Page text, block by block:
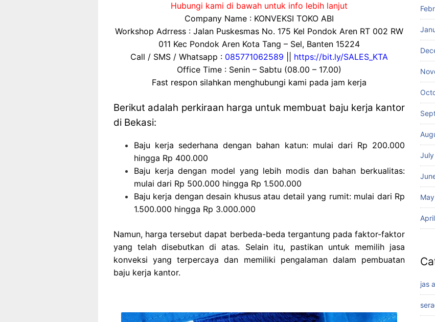
Hubungi kami di bawah untuk info lebih lanjut
Company Name : KONVEKSI TOKO ABI
Workshop Adrress : Jalan Puskesmas No. 175 Kel Pondok Aren RT 002 RW
011 Kec Pondok Aren Kota Tang – Sel, Banten 15224
Call / SMS / Whatsapp : 085771062589
https://bit.ly/SALES_KTA
Office Time : Senin – Sabtu (08.00 – 17.00)
Fast respon silahkan menghubungi kami pada jam kerja
Berikut adalah perkiraan harga untuk membuat baju kerja kantor
di Bekasi:
Baju kerja sederhana dengan bahan katun: mulai dari Rp 200.000
hingga Rp 400.000
Baju kerja dengan model yang lebih modis dan bahan berkualitas:
mulai dari Rp 500.000 hingga Rp 1.500.000
Baju kerja dengan desain khusus atau detail yang rumit: mulai dari Rp
1.500.000 hingga Rp 3.000.000
Namun, harga tersebut dapat berbeda-beda tergantung pada faktor-faktor
yang telah disebutkan di atas. Selain itu, pastikan untuk memilih jasa
konveksi yang terpercaya dan memiliki pengalaman dalam pembuatan
baju kerja kantor.
jas